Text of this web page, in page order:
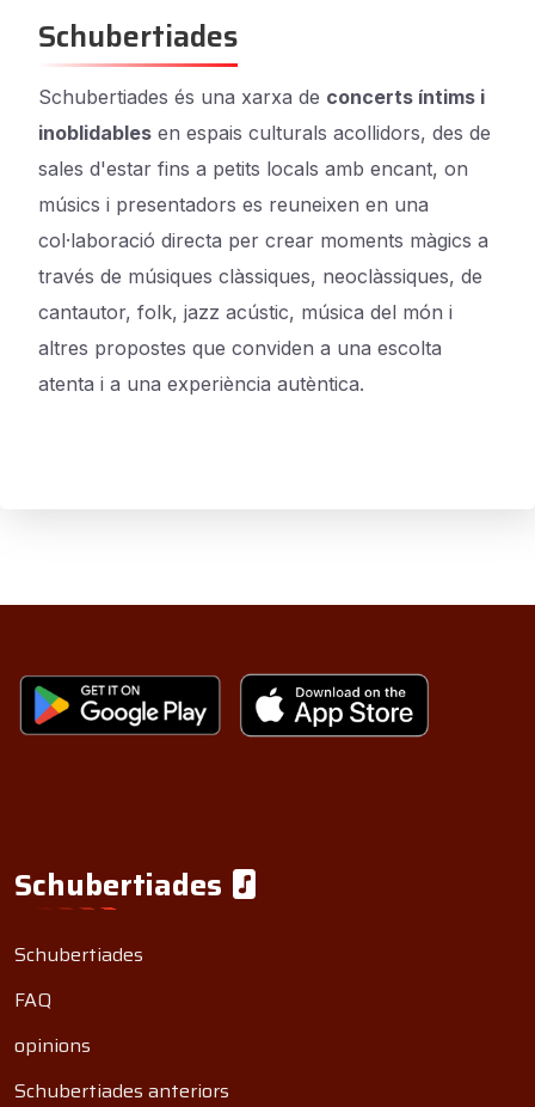
Schubertiades
Schubertiades és una xarxa de concerts íntims i
inoblidables en espais culturals acollidors, des de
sales d'estar fins a petits locals amb encant, on
músics i presentadors es reuneixen en una
col·laboració directa per crear moments màgics a
través de músiques clàssiques, neoclàssiques, de
cantautor, folk, jazz acústic, música del món i
altres propostes que conviden a una escolta
atenta i a una experiència autèntica.
Schubertiades
Schubertiades
FAQ
opinions
Schubertiades anteriors